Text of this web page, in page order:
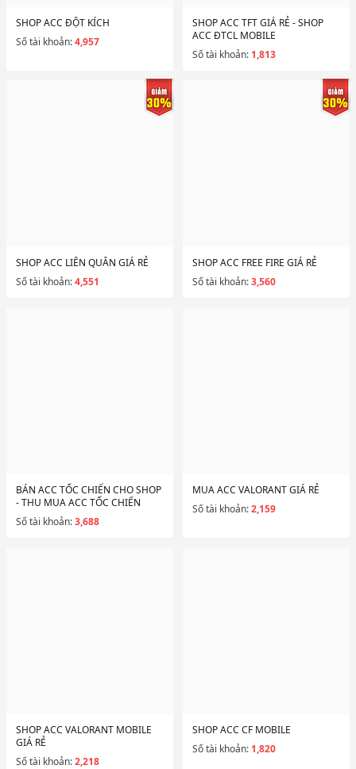
SHOP ACC ĐỘT KÍCH
Số tài khoản:4,957
SHOP ACC TFT GIÁ RẺ - SHOP
ACC ĐTCL MOBILE
Số tài khoản: 1,813
SHOP ACC LIÊN QUÂN GIÁ RẺ
Số tài khoản:4,551
SHOP ACC FREE FIRE GIÁ RẺ
Số tài khoản:3,560
BÁN ACC TỐC CHIẾN CHO SHOP
- THU MUA ACC TỐC CHIẾN
Số tài khoản:3,688
MUA ACC VALORANT GIÁ RẺ
Số tài khoản:2,159
SHOP ACC VALORANT MOBILE
GIÁ RẺ
Số tài khoản:2,218
SHOP ACC CF MOBILE
Số tài khoản: 1,820